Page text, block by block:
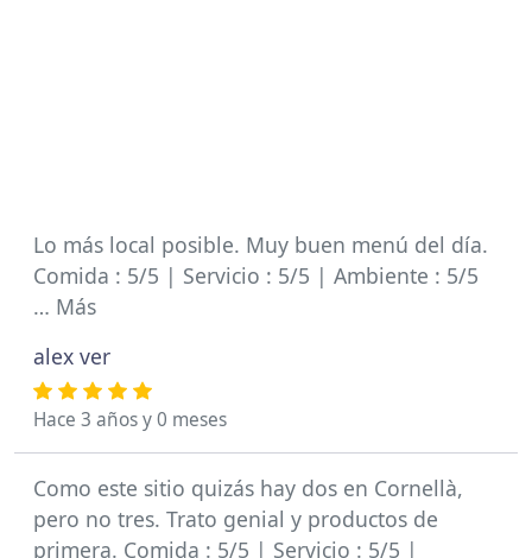
Lo más local posible. Muy buen menú del día.
Comida : 5/5 | Servicio : 5/5 | Ambiente : 5/5
… Más
alex ver
Hace 3 años y 0 meses
Como este sitio quizás hay dos en Cornellà,
pero no tres. Trato genial y productos de
primera. Comida : 5/5 | Servicio : 5/5 |